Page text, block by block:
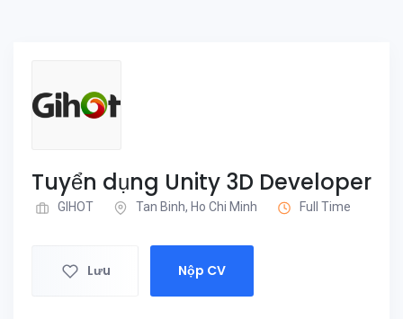
Tuyển dụng Unity 3D Developer
GIHOT Tan Binh, Ho Chi Minh Full Time
Lưu Nộp CV